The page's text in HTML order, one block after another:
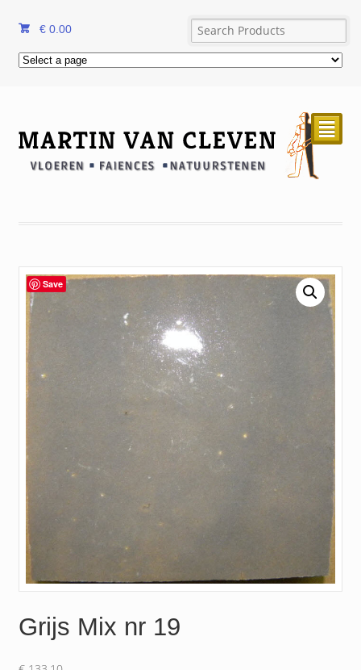
€ 0.00
²
Save
Grijs Mix nr 19